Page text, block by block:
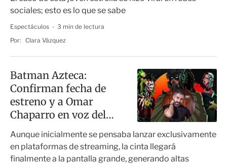
sociales; esto es lo que se sabe
Espectáculos
3 min de lectura
Por: Clara Vázquez
Batman Azteca:
Confirman fecha de
estreno y a Omar
Chaparro en voz del
Joker (VIDEO)
Aunque inicialmente se pensaba lanzar exclusivamente
en plataformas de streaming, la cinta llegará
finalmente a la pantalla grande, generando altas